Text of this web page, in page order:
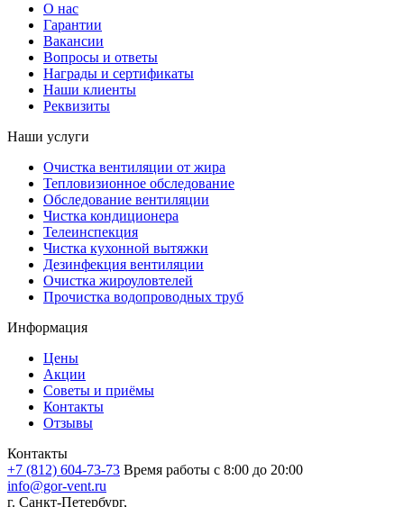
О нас
Гарантии
Вакансии
Вопросы и ответы
Награды и сертификаты
Наши клиенты
Реквизиты
Наши услуги
Очистка вентиляции от жира
Тепловизионное обследование
Обследование вентиляции
Чистка кондиционера
Телеинспекция
Чистка кухонной вытяжки
Дезинфекция вентиляции
Очистка жироуловтелей
Прочистка водопроводных труб
Информация
Цены
Акции
Советы и приёмы
Контакты
Отзывы
Контакты
+7 (812) 604-73-73 Время работы с 8:00 до 20:00
info@gor-vent.ru
г. Санкт-Петербург,